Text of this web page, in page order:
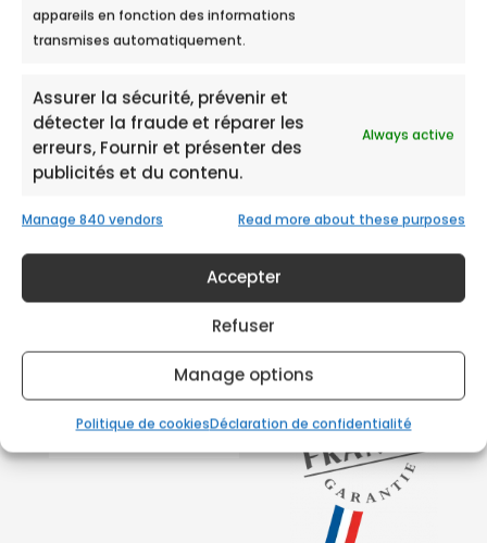
appareils en fonction des informations
transmises automatiquement.
Assurer la sécurité, prévenir et
détecter la fraude et réparer les
erreurs, Fournir et présenter des
publicités et du contenu.
Always active
Manage 840 vendors Read more about these purposes
Accepter
Refuser
Manage options
Politique de cookiesDéclaration de confidentialité